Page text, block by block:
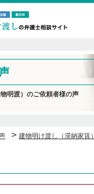
明渡）のご依頼者様の声
> 建物明け渡し（滞納家賃）